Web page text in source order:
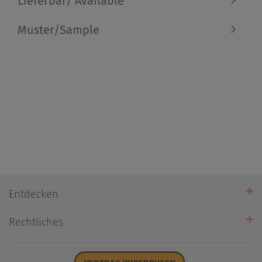
Muster/Sample
Entdecken
Öffnungszeiten
Rechtliches